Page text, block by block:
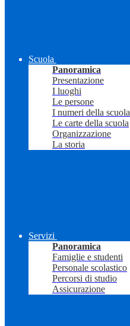
Scuola
Panoramica
Presentazione
I luoghi
Le persone
I numeri della scuola
Le carte della scuola
Organizzazione
La storia
Servizi
Panoramica
Famiglie e studenti
Personale scolastico
Percorsi di studio
Assicurazione